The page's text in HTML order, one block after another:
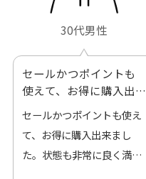
30代男性
セールかつポイントも
使えて、お得に購入出
来ました
セールかつポイントも使え
て、お得に購入出来まし
た。状態も非常に良く満足